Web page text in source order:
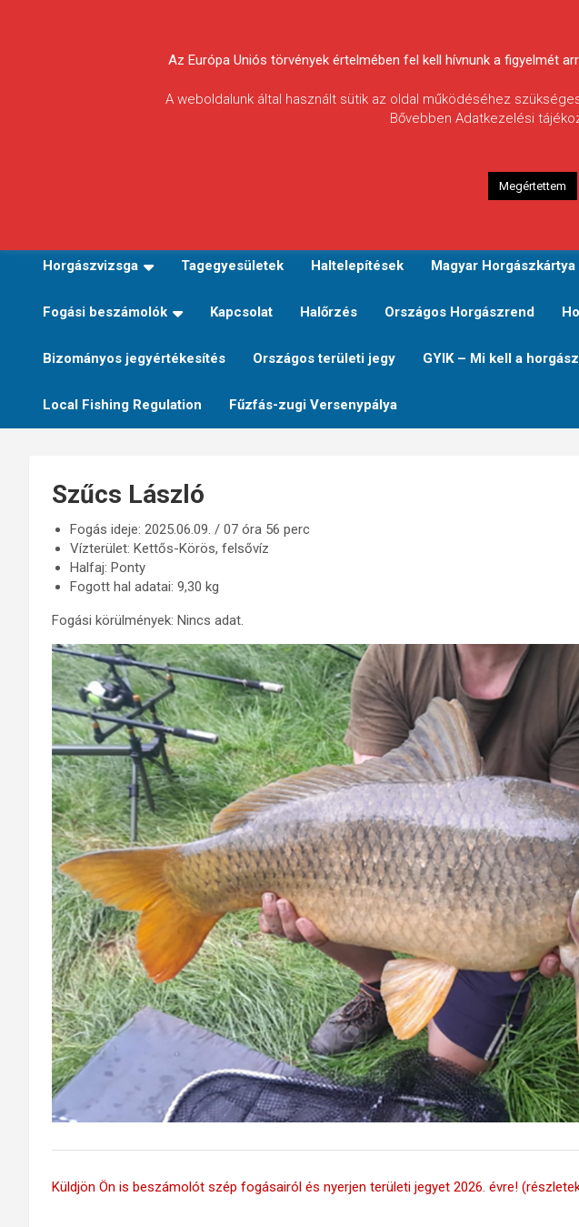
Körösvidéki Horgász
Egyesületek
Horgászvizsga Tagegyesületek Haltelepítések Magyar Horgászkártya
Fogási beszámolók Kapcsolat Halőrzés Országos Horgászrend
Bizományos jegyértékesítés Országos területi jegy GYIK – Mi kell a
Local Fishing Regulation Fűzfás-zugi Versenypálya
Szűcs László
Fogás ideje: 2025.06.09. / 07 óra 56 perc
Vízterület: Kettős-Körös, felsővíz
Halfaj: Ponty
Fogott hal adatai: 9,30 kg
Fogási körülmények: Nincs adat.
Küldjön Ön is beszámolót szép fogásairól és nyerjen területi jegyet 2026. évre!
Az Európa Uniós törvények értelmében fel kell hívnunk a figyelmét
A weboldalunk által használt sütik az oldal működéséhez
Bővebben Adatkezelési
Megértettem